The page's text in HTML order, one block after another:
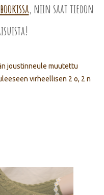
, niin saat tiedon
joustinneule muutettu
virheellisen 2 o, 2 n